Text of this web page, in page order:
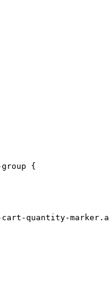
group {
quantity-